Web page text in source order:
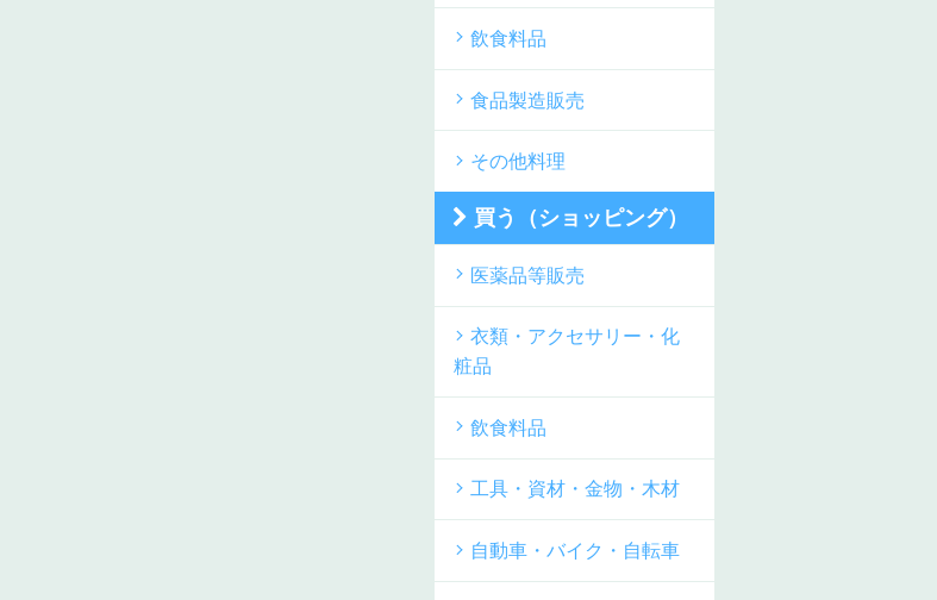
飲食料品
食品製造販売
その他料理
買う（ショッピング）
医薬品等販売
衣類・アクセサリー・化
粧品
飲食料品
工具・資材・金物・木材
自動車・バイク・自転車